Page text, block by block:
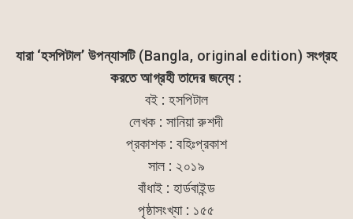
যারা ‘হসপিটাল’ উপন্যাসটি(Bangla, original edition) সংগ্রহ
করতে আগ্রহী তাদের জন্যে :
বই : হসপিটাল
লেখক : সানিয়া রুশদী
প্রকাশক : বহিঃপ্রকাশ
সাল : ২০১৯
বাঁধাই : হার্ডবাইন্ড
পৃষ্ঠাসংখ্যা : ১৫৫